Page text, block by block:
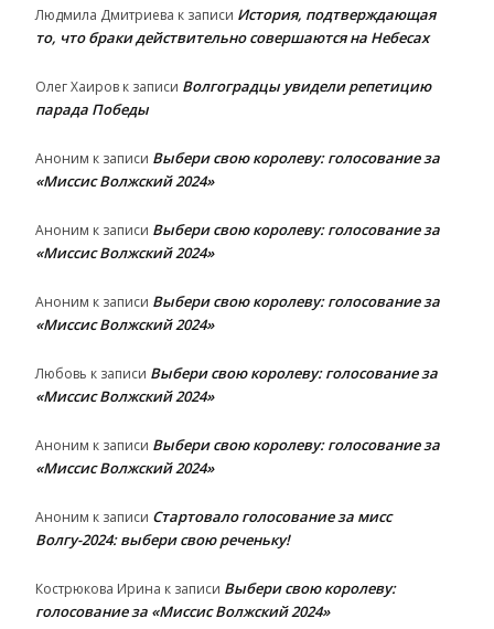
Людмила Дмитриева к записи История, подтверждающая
то, что браки действительно совершаются на Небесах
Олег Хаиров к записи Волгоградцы увидели репетицию
парада Победы
Аноним к записи Выбери свою королеву: голосование за
«Миссис Волжский 2024»
Аноним к записи Выбери свою королеву: голосование за
«Миссис Волжский 2024»
Аноним к записи Выбери свою королеву: голосование за
«Миссис Волжский 2024»
Любовь к записи Выбери свою королеву: голосование за
«Миссис Волжский 2024»
Аноним к записи Выбери свою королеву: голосование за
«Миссис Волжский 2024»
Аноним к записи Стартовало голосование за мисс
Волгу-2024: выбери свою реченьку!
Кострюкова Ирина к записи Выбери свою королеву:
голосование за «Миссис Волжский 2024»